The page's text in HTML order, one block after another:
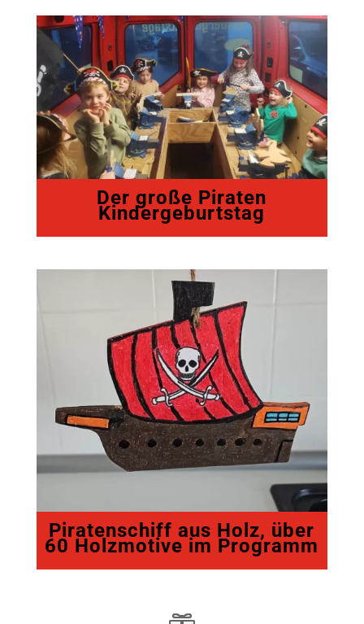
Der große Piraten
Kindergeburtstag
Piratenschiff aus Holz, über
60 Holzmotive im Programm